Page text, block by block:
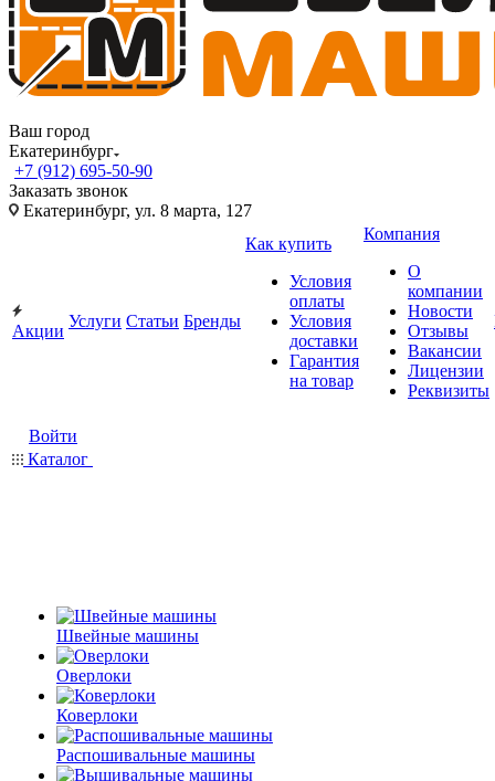
Ваш город
Екатеринбург
+7 (912) 695-50-90
Заказать звонок
Екатеринбург, ул. 8 марта, 127
Акции
Услуги Статьи Бренды
Как купить
Условия
оплаты
Условия
доставки
Гарантия
на товар
Компания
О
компании
Новости
Отзывы
Вакансии
Лицензии
Реквизиты
Войти
Каталог
Швейные машины
Оверлоки
Коверлоки
Распошивальные машины